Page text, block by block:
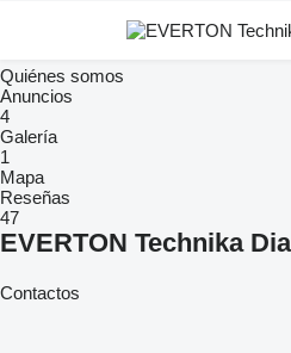
Quiénes somos
Anuncios
4
Galería
1
Mapa
Reseñas
47
EVERTON Technika
Contactos